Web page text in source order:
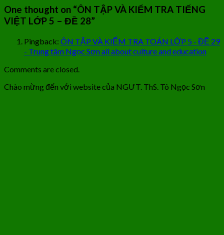
One thought on “ÔN TẬP VÀ KIỂM TRA TIẾNG
VIỆT LỚP 5 – ĐỀ 28”
Pingback: ÔN TẬP VÀ KIỂM TRA TOÁN LỚP 5 - ĐỀ 29
- Trung tâm Ngọc Sơn all about culture and education
Comments are closed.
Chào mừng đến với website của NGƯT. ThS. Tô Ngọc Sơn